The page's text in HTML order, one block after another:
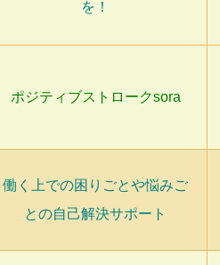
を！
ポジティブストロークsora
働く上での困りごとや悩みご
との自己解決サポート